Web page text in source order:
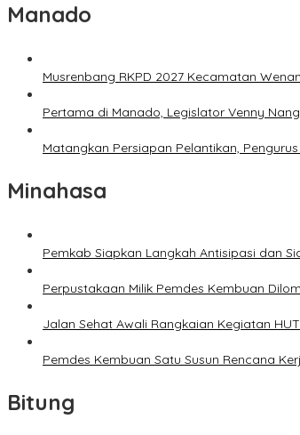
Manado
Musrenbang RKPD 2027 Kecamatan
Pertama di Manado, Legislator Venny
Matangkan Persiapan Pelantikan,
Minahasa
Pemkab Siapkan Langkah Antisipasi dan
Perpustakaan Milik Pemdes Kembuan
Jalan Sehat Awali Rangkaian Kegiatan
Pemdes Kembuan Satu Susun Rencana
Bitung